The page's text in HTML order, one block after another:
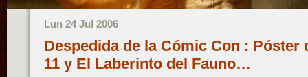
Lun 24 Jul 2006
Despedida de la Cómic Con : Póster
11 y El Laberinto del Fauno…